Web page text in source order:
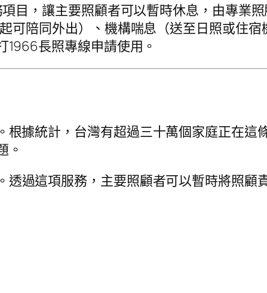
目，讓主要照顧者可以暫時休息，由專業
可陪同外出）、機構喘息（送至日照或住宿
長照專線申請使用。
據統計，台灣有超過三十萬個家庭正在這
。
過這項服務，主要照顧者可以暫時將照顧